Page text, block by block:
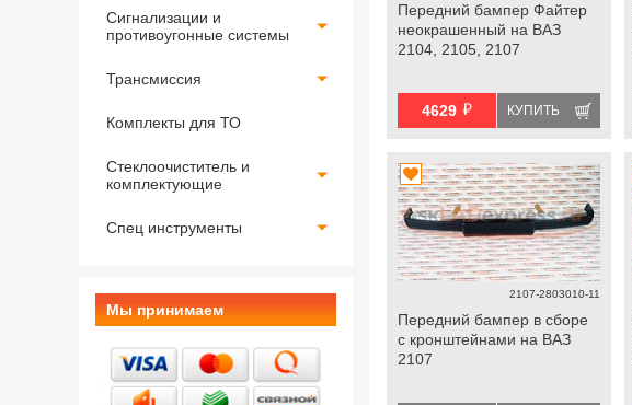
Сигнализации и
противоугонные системы
Трансмиссия
Комплекты для ТО
Стеклоочиститель и
комплектующие
Спец инструменты
Мы принимаем
Передний бампер Файтер
неокрашенный на ВАЗ
2104, 2105, 2107
4629 й КУПИТЬ
2107-2803010-11
Передний бампер в сборе
с кронштейнами на ВАЗ
2107